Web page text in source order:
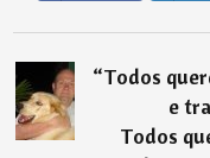
“Todos
e
Todos